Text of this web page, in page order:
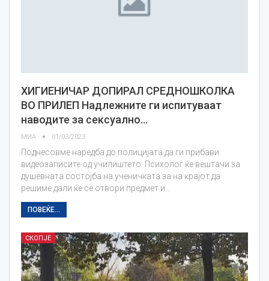
ХИГИЕНИЧАР ДОПИРАЛ СРЕДНОШКОЛКА
ВО ПРИЛЕП Надлежните ги испитуваат
наводите за сексуално…
МИА 01/03/2023
Поднесовме наредба до полицијата да ги прибави
видеозаписите од училиштето. Психолог ќе вештачи за
душевната состојба на ученичката за на крајот да
решиме дали ќе се отвори предмет и…
ПОВЕЌЕ...
СКОПЈЕ